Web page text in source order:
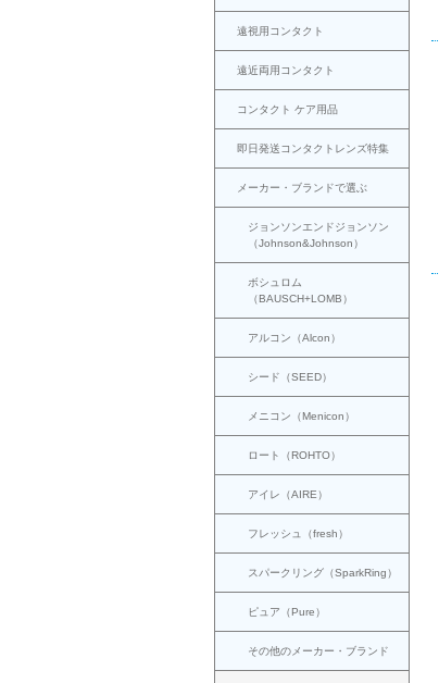
遠視用コンタクト
遠近両用コンタクト
コンタクト ケア用品
即日発送コンタクトレンズ特集
メーカー・ブランドで選ぶ
ジョンソンエンドジョンソン
（Johnson&Johnson）
ボシュロム
（BAUSCH+LOMB）
アルコン（Alcon）
シード（SEED）
メニコン（Menicon）
ロート（ROHTO）
アイレ（AIRE）
フレッシュ（fresh）
スパークリング（SparkRing）
ピュア（Pure）
その他のメーカー・ブランド